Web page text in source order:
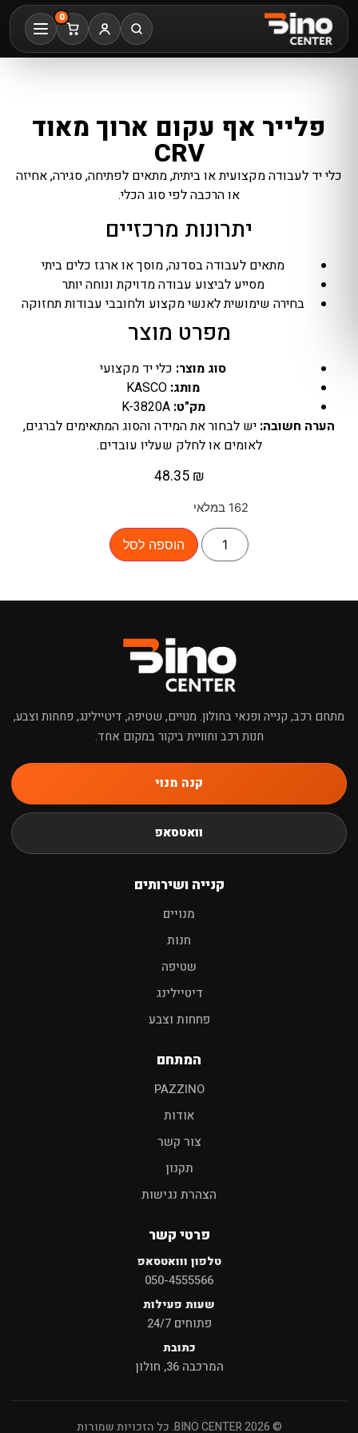
0
מחפשים מוצר לרכב?
חיפוש
מגבות
פלייר אף עקום ארוך מאוד
CRV
כלי יד לעבודה מקצועית או ביתית, מתאים לפתיחה, סגירה, אחיזה
או הרכבה לפי סוג הכלי.
יתרונות מרכזיים
מתאים לעבודה בסדנה, מוסך או ארגז כלים ביתי
מסייע לביצוע עבודה מדויקת ונוחה יותר
בחירה שימושית לאנשי מקצוע ולחובבי עבודות תחזוקה
מפרט מוצר
סוג מוצר: כלי יד מקצועי
מותג:
מק"ט: K-3820A
הערה חשובה: יש לבחור את המידה והסוג המתאימים לברגים,
לאומים או לחלק שעליו עובדים.
48.35 ₪
162 במלאי
הוספה לסל
מתחם רכב, קנייה ופנאי בחולון. מנויים, שטיפה, דיטיילינג, פחחות וצבע,
חנות רכב וחוויית ביקור במקום אחד.
קנה מנוי
וואטסאפ
קנייה ושירותים
מנויים
חנות
שטיפה
דיטיילינג
פחחות וצבע
המתחם
PAZZINO
אודות
צור קשר
תקנון
הצהרת נגישות
פרטי קשר
טלפון ווואטסאפ
050-4555566
שעות פעילות
פתוחים 24/7
כתובת
המרכבה 36, חולון
© 2026 BINO CENTER. כל הזכויות שמורות